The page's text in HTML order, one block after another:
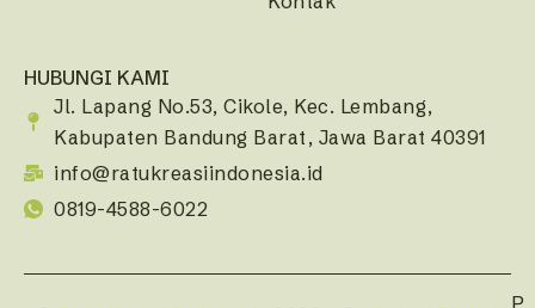
HUBUNGI KAMI
Jl. Lapang No.53, Cikole, Kec. Lembang,
Kabupaten Bandung Barat, Jawa Barat 40391
info@ratukreasiindonesia.id
0819-4588-6022